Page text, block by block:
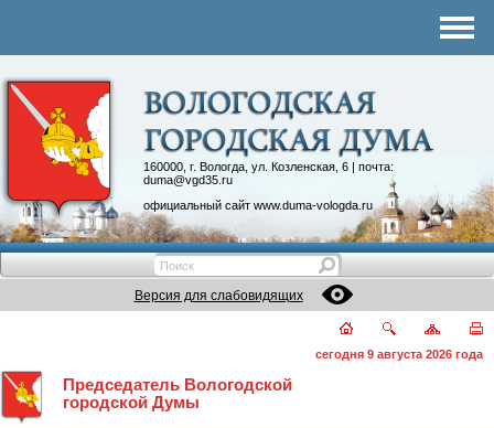
160000, г. Вологда, ул. Козленская, 6 | почта:
duma@vgd35.ru
официальный сайт www.duma-vologda.ru
Контакты
Депутатские объединения
Версия для слабовидящих
сегодня 9 августа 2026 года
Председатель Вологодской
городской Думы